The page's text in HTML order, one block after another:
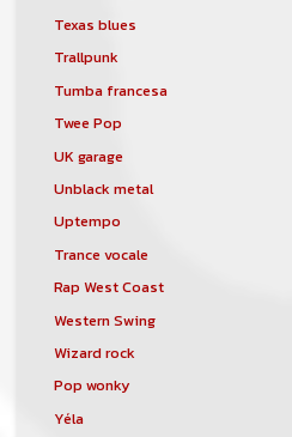
Texas blues
Trallpunk
Tumba francesa
Twee Pop
UK garage
Unblack metal
Uptempo
Trance vocale
Rap West Coast
Western Swing
Wizard rock
Pop wonky
Yéla